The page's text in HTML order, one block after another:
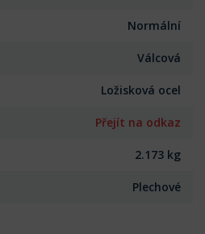
Normální
Válcová
Ložisková ocel
Přejít na odkaz
2.173 kg
Plechové